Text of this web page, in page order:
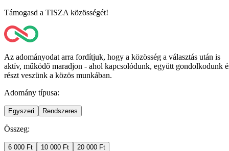
Támogasd a TISZA közösségét!
Az adományodat arra fordítjuk, hogy a közösség a választás után is
aktív, működő maradjon - ahol kapcsolódunk, együtt gondolkodunk
részt veszünk a közös munkában.
Adomány típusa:
Egyszeri Rendszeres
Összeg:
6 000 Ft 10 000 Ft 20 000 Ft